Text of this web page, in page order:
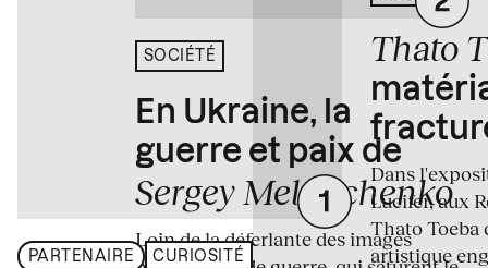
PARTENAIRE CURIOSITÉ
SOCIÉTÉ
En Ukraine, la
guerre et paix de
Sergey Melnitchenko
Loin de la déferlante des images
Thato
Dans
Lucifer, aux
Thato Toeba
artistique